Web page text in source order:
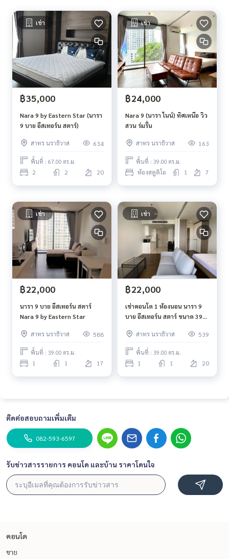
เช่า
฿35,000
Nara 9 by Eastern Star (นารา
9 บาย อีสเทอร์น สตาร์)
สาทร นราธิวาส 634
พื้นที่ : 67.00 ตร.ม.
2 2 20
เช่า
฿24,000
Nara 9 (นารา ไนน์) ทิศเหนือ วิว
สวน ร่มรื่น
สาทร นราธิวาส 163
พื้นที่ : 39.00 ตร.ม.
ห้องสตูดิโอ 1 7
เช่า
฿22,000
นารา 9 บาย อีสเทอร์น สตาร์
Nara 9 by Eastern Star
สาทร นราธิวาส 588
พื้นที่ : 39.00 ตร.ม.
1 1 17
เช่า
฿22,000
เช่าคอนโด 1 ห้องนอน นารา 9
บาย อีสเทอร์น สตาร์ ขนาด 39
สาทร นราธิวาส
539
พื้นที่ : 39.00 ตร.ม.
1 1 20
ติดต่อสอบถามเพิ่มเติม
082-593-6597
รับข่าวสารรายการ คอนโด และบ้าน ราคาโดนใจ
คอนโด
ขาย